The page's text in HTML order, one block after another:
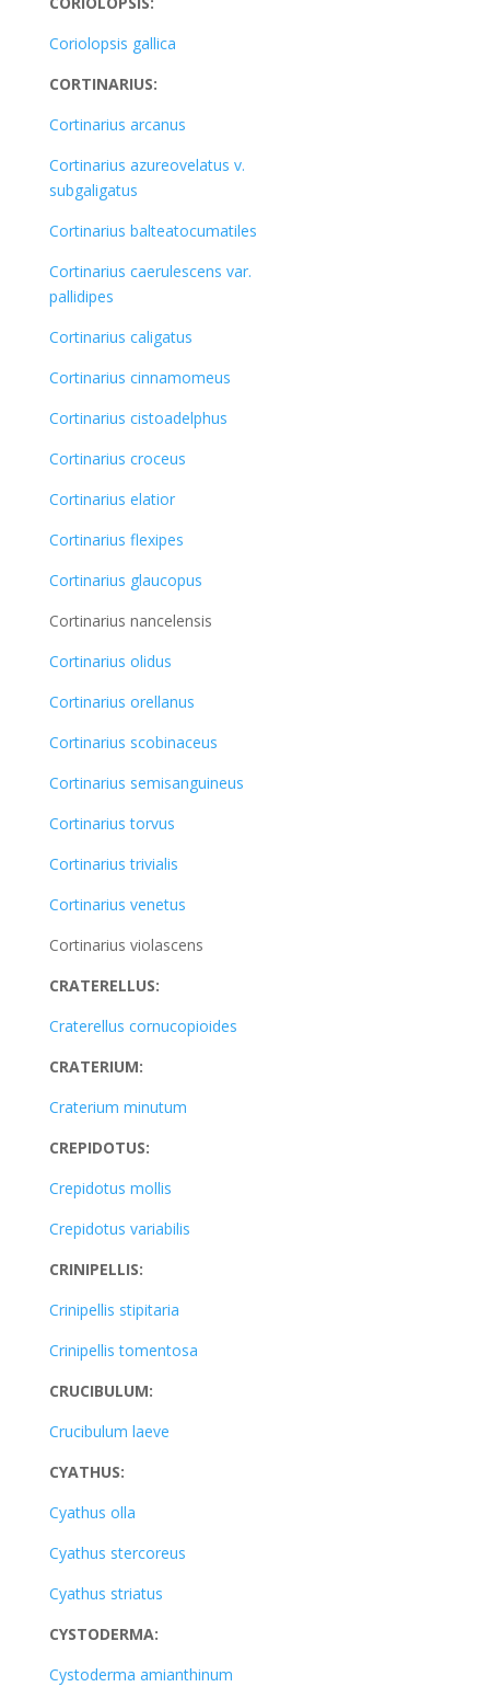
Coriolopsis gallica
CORTINARIUS:
Cortinarius arcanus
Cortinarius azureovelatus v.
subgaligatus
Cortinarius balteatocumatiles
Cortinarius caerulescens var.
pallidipes
Cortinarius caligatus
Cortinarius cinnamomeus
Cortinarius cistoadelphus
Cortinarius croceus
Cortinarius elatior
Cortinarius flexipes
Cortinarius glaucopus
Cortinarius nancelensis
Cortinarius olidus
Cortinarius orellanus
Cortinarius scobinaceus
Cortinarius semisanguineus
Cortinarius torvus
Cortinarius trivialis
Cortinarius venetus
Cortinarius violascens
CRATERELLUS:
Craterellus cornucopioides
CRATERIUM:
Craterium minutum
CREPIDOTUS:
Crepidotus mollis
Crepidotus variabilis
CRINIPELLIS:
Crinipellis stipitaria
Crinipellis tomentosa
CRUCIBULUM:
Crucibulum laeve
CYATHUS:
Cyathus olla
Cyathus stercoreus
Cyathus striatus
CYSTODERMA:
Cystoderma amianthinum